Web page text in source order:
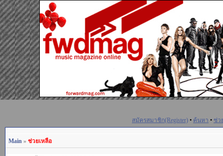
สมัครสมาชิก(Register) • ค้นหา • ช่ว
Main » ช่วยเหลือ